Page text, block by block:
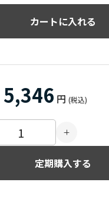
カートに入れる
5,346 円 (税込)